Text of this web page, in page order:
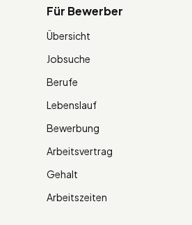
Für Bewerber
Übersicht
Jobsuche
Berufe
Lebenslauf
Bewerbung
Arbeitsvertrag
Gehalt
Arbeitszeiten